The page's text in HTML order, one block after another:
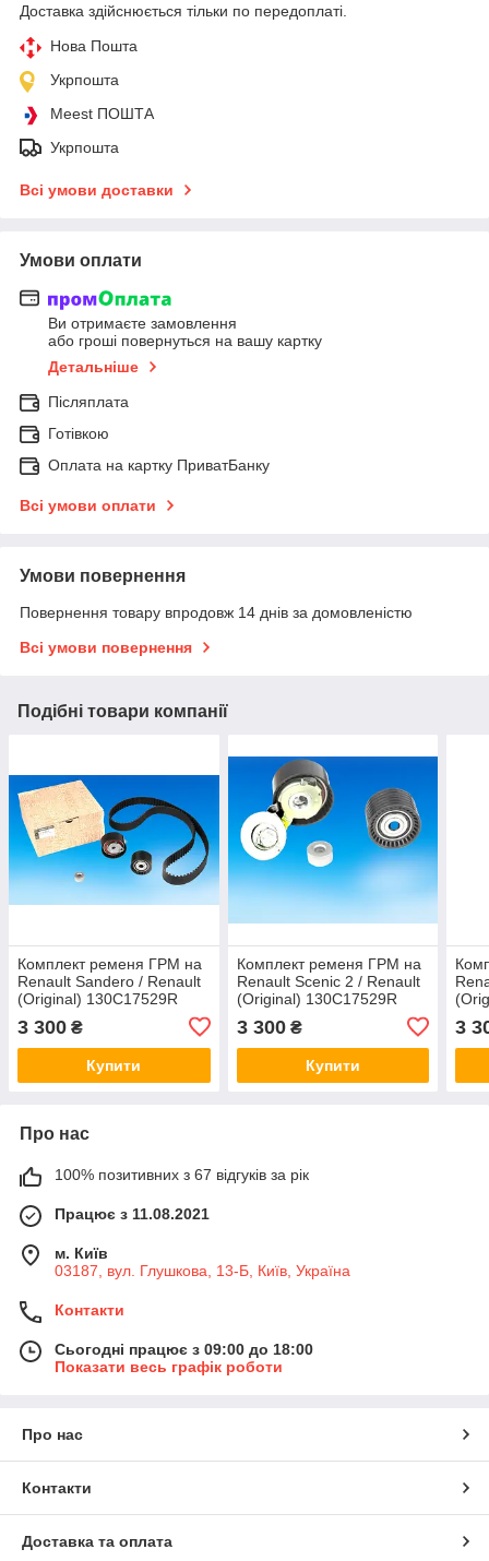
Доставка здійснюється тільки по передоплаті.
Нова Пошта
Укрпошта
Meest ПОШТА
Укрпошта
Всі умови доставки
Умови оплати
Ви отримаєте замовлення
або гроші повернуться на вашу картку
Детальніше
Післяплата
Готівкою
Оплата на картку ПриватБанку
Всі умови оплати
Умови повернення
Повернення товару впродовж 14 днів за домовленістю
Всі умови повернення
Подібні товари компанії
Комплект ременя ГРМ на
Renault Sandero / Renault
(Original) 130C17529R
3 300 ₴
Купити
Комплект ременя ГРМ на
Renault Scenic 2 / Renault
(Original) 130C17529R
3 300₴
Купити
3
Про нас
100% позитивних з 67 відгуків за рік
Працює з 11.08.2021
м. Київ
03187, вул. Глушкова, 13-Б, Київ, Україна
Контакти
Сьогодні працює з 09:00 до 18:00
Показати весь графік роботи
Про нас
Контакти
Доставка та оплата